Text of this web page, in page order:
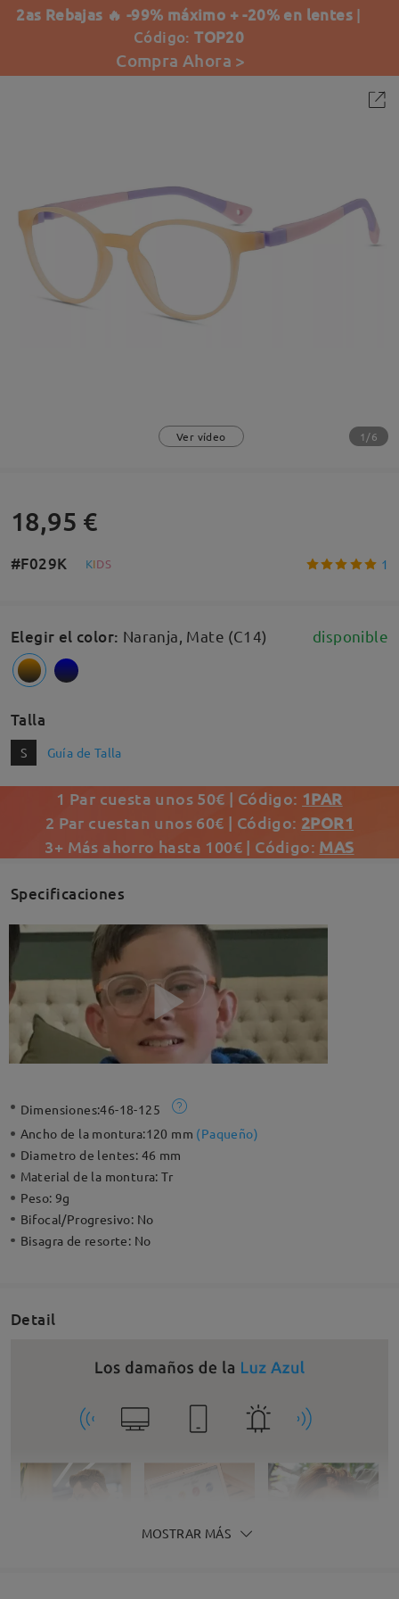
2as Rebajas 🔥 -99% máximo + -20% en lentes |
Código:TOP20
Compra Ahora >
Ver vídeo 1/6
18,95 €
#F029K KIDS 1
Elegir el color: Naranja, Mate (C14) disponible
Talla
S Guía de Talla
1 Par cuesta unos 50€ | Código: 1PAR
2 Par cuestan unos 60€ | Código: 2POR1
3+ Más ahorro hasta 100€ | Código: MAS
Specificaciones
Dimensiones:46-18-125
Ancho de la montura:120 mm (Paqueño)
Diametro de lentes: 46 mm
Material de la montura:Tr
Peso: 9g
Bifocal/Progresivo: No
Bisagra de resorte: No
Detail
MOSTRAR MÁS